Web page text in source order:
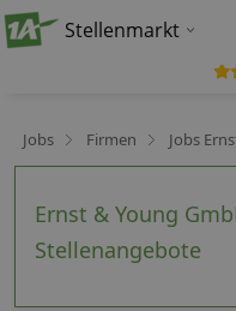
Stellenmarkt
Jobs Firmen Jobs
Ernst & Young
Stellenangebote